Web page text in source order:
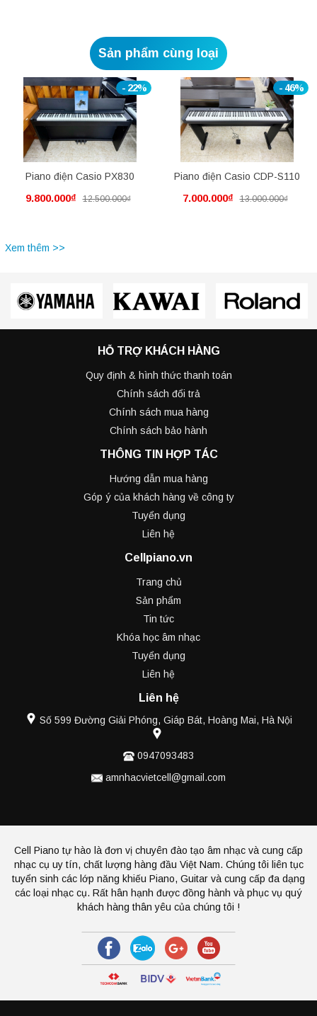
Sản phẩm cùng loại
- 22%
Piano điện Casio PX830
9.800.000₫ 12.500.000₫
- 46%
Piano điện Casio CDP-S110
7.000.000₫ 13.000.000₫
Xem thêm >>
HỖ TRỢ KHÁCH HÀNG
Quy định & hình thức thanh toán
Chính sách đổi trả
Chính sách mua hàng
Chính sách bảo hành
THÔNG TIN HỢP TÁC
Hướng dẫn mua hàng
Góp ý của khách hàng về công ty
Tuyển dụng
Liên hệ
Cellpiano.vn
Trang chủ
Sản phẩm
Tin tức
Khóa học âm nhạc
Tuyển dụng
Liên hệ
Liên hệ
Số 599 Đường Giải Phóng, Giáp Bát, Hoàng Mai, Hà Nội
0947093483
amnhacvietcell@gmail.com
Cell Piano tự hào là đơn vị chuyên đào tạo âm nhạc và cung cấp
nhạc cụ uy tín, chất lượng hàng đầu Việt Nam. Chúng tôi liên tục
tuyển sinh các lớp năng khiếu Piano, Guitar và cung cấp đa dạng
các loại nhạc cụ. Rất hân hạnh được đồng hành và phục vụ quý
khách hàng thân yêu của chúng tôi !